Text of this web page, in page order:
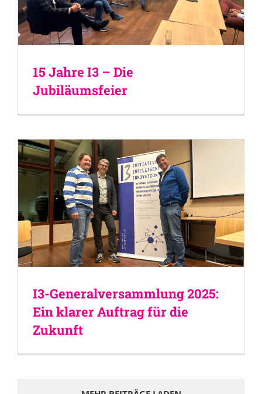
15 Jahre I3 – Die
Jubiläumsfeier
I3-Generalversammlung 2025:
Ein klarer Auftrag für die
Zukunft